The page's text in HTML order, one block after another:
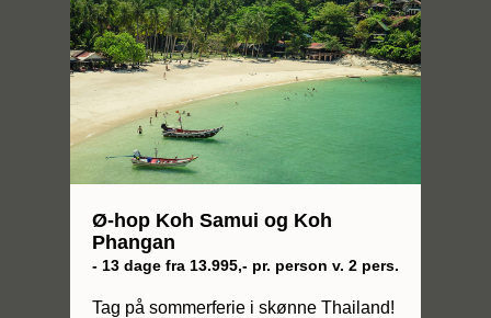
Ø-hop Koh Samui og Koh
Phangan
- 13 dage fra 13.995,- pr. person v. 2 pers.
Tag på sommerferie i skønne Thailand!